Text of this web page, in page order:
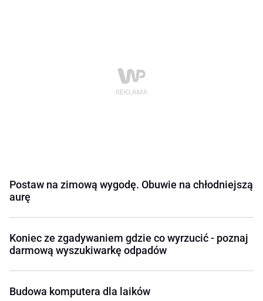
Postaw na zimową wygodę. Obuwie na chłodniejszą
aurę
Koniec ze zgadywaniem gdzie co wyrzucić - poznaj
darmową wyszukiwarkę odpadów
Budowa komputera dla laików